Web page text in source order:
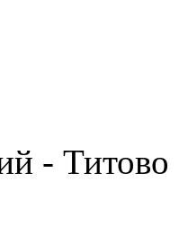
- Титово